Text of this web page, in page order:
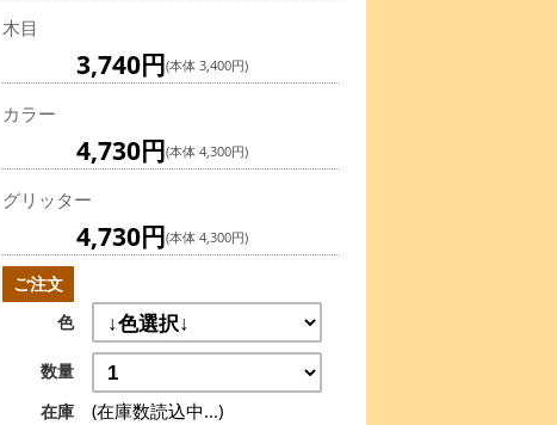
木目
3,740円(本体 3,400円)
カラー
4,730円(本体 4,300円)
グリッター
4,730円(本体 4,300円)
ご注文
色
数量
在庫
(在庫数読込中...)